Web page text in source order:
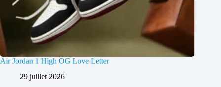
Air Jordan 1 High OG Love Letter
29 juillet 2026